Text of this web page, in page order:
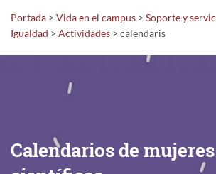
Portada > Vida en el campus > Soporte y
Igualdad > Actividades > calendaris
Calendarios de mujeres